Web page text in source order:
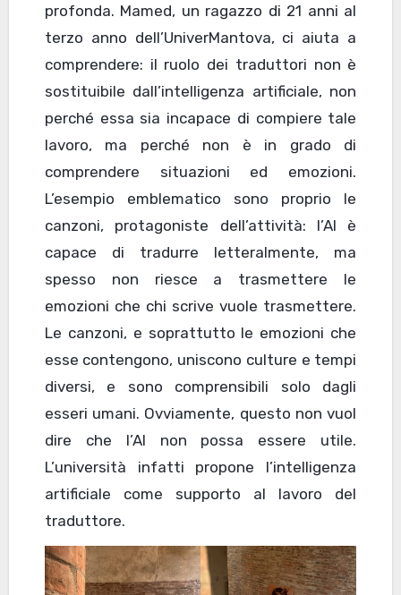
profonda. Mamed, un ragazzo di 21 anni al
terzo anno dell’UniverMantova, ci aiuta a
comprendere: il ruolo dei traduttori non è
sostituibile dall’intelligenza artificiale, non
perché essa sia incapace di compiere tale
lavoro, ma perché non è in grado di
comprendere situazioni ed emozioni.
L’esempio emblematico sono proprio le
canzoni, protagoniste dell’attività: l’AI è
capace di tradurre letteralmente, ma
spesso non riesce a trasmettere le
emozioni che chi scrive vuole trasmettere.
Le canzoni, e soprattutto le emozioni che
esse contengono, uniscono culture e tempi
diversi, e sono comprensibili solo dagli
esseri umani. Ovviamente, questo non vuol
dire che l’AI non possa essere utile.
L’università infatti propone l’intelligenza
artificiale come supporto al lavoro del
traduttore.